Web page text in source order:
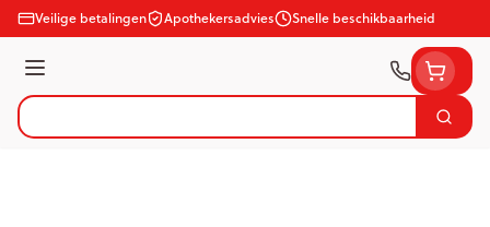
Ga naar de inhoud
Veilige betalingen Apothekersadvies Snelle beschikbaarheid
Menu
Product, merk, categorie...
Zoek